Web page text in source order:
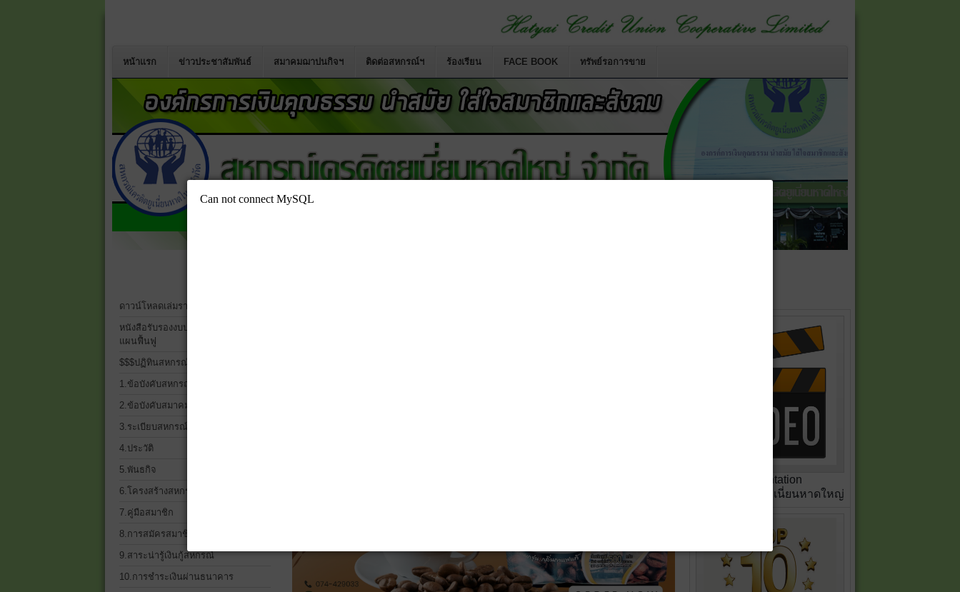
หน้าแรก ข่าวประชาสัมพันธ์ สมาคมฌาปนกิจฯ ติดต่อสหกรณ์ฯ ร้องเรียน FACE BOOK ทรัพย์รอการขาย
ดาวน์โหลดเล่มรายงานประจำปี 2568
หนังสือรับรองงบประจำปี 2568 และ
แผนฟื้นฟู
$$$ปฏิทินสหกรณ์$$$
1.ข้อบังคับสหกรณ์
2.ข้อบังคับสมาคมฌาปนกิจฯ
3.ระเบียบสหกรณ์ ทั้งหมด
4.ประวัติ
5.พันธกิจ
6.โครงสร้างสหกรณ์เครดิตยูเนี่ยน
7.คู่มือสมาชิก
8.การสมัครสมาชิก
9.สาระน่ารู้เงินกู้สหกรณ์
10.การชำระเงินผ่านธนาคาร
Presentation
สหกรณ์เครดิตยูเนี่ยนหาดใหญ่